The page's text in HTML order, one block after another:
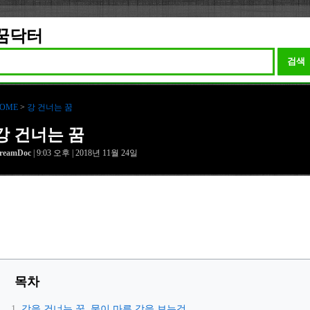
닥터
검색
> 강 건너는 꿈
건너는 꿈
| 9:03 오후 | 2018년 11월 24일
목차